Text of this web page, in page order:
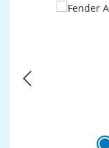
Bildergalerie